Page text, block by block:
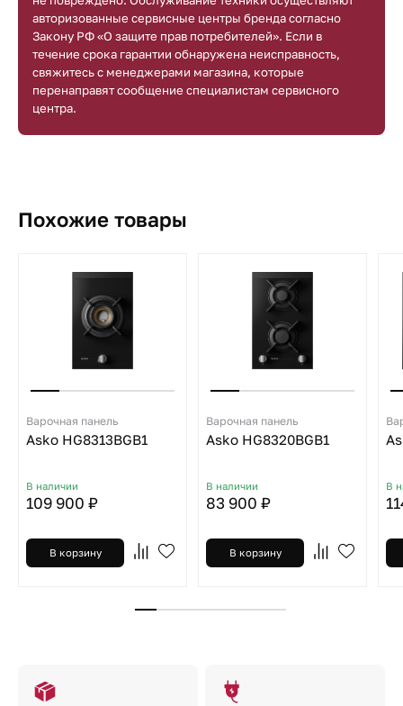
авторизованные сервисные центры бренда согласно
Закону РФ «О защите прав потребителей». Если в
течение срока гарантии обнаружена неисправность,
свяжитесь с менеджерами магазина, которые
перенаправят сообщение специалистам сервисного
центра.
Похожие товары
Варочная панель
Asko HG8313BGB1
В наличии
109 900 ₽
В корзину
Варочная панель
Asko HG8320BGB1
В наличии
83 900 ₽
В корзину
В